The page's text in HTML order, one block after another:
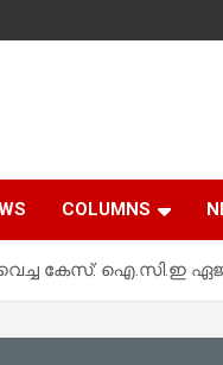
COLUMNS
കേസ്: ഐ.സി.ഇ